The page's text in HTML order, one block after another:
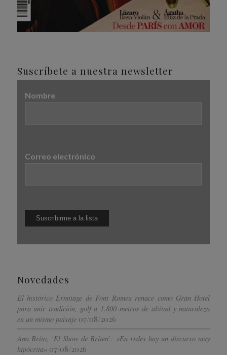
Suscríbete a nuestra newsletter
Nombre
Correo electrónico
Novedades
El histórico Ermitage de Font Romeu renace como Gran Hotel
para unir tradición, golf a 1.800 metros de altitud y naturaleza
en un mismo paisaje 07/08/2026
Ana Brito, ‘El Show de Briten’: «En redes hay un discurso muy
hipócrita» 07/08/2026